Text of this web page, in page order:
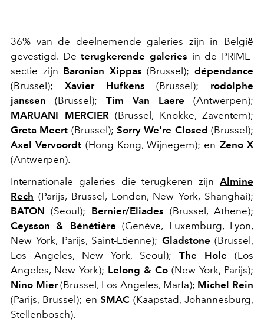
36% van de deelnemende galeries zijn in België
gevestigd. De terugkerende galeries in de PRIME-
sectie zijn Baronian Xippas(Brussel);dépendance
(Brussel); Xavier Hufkens(Brussel); rodolphe
janssen (Brussel); Tim Van Laere (Antwerpen);
MARUANI MERCIER (Brussel, Knokke, Zaventem);
Greta Meert (Brussel);Sorry We're Closed(Brussel);
Axel Vervoordt (Hong Kong, Wijnegem); en Zeno X
(Antwerpen).
Internationale galeries die terugkeren zijn Almine
Rech (Parijs, Brussel, Londen, New York, Shanghai);
BATON (Seoul); Bernier/Eliades (Brussel, Athene);
Ceysson & Bénétière(Genève, Luxemburg, Lyon,
New York, Parijs, Saint-Etienne); Gladstone (Brussel,
Los Angeles, New York, Seoul); The Hole (Los
Angeles, New York); Lelong & Co (New York, Parijs);
Nino Mier(Brussel, Los Angeles, Marfa); Michel Rein
(Parijs, Brussel); enSMAC (Kaapstad, Johannesburg,
Stellenbosch).